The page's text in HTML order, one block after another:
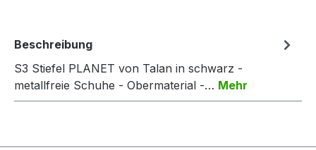
Beschreibung
S3 Stiefel PLANET von Talan in schwarz -
metallfreie Schuhe - Obermaterial -… Mehr